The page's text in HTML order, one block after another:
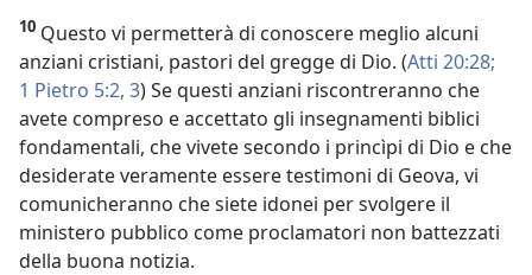
10 Questo vi permetterà di conoscere meglio alcuni
anziani cristiani, pastori del gregge di Dio. (Atti 20:28;
1 Pietro 5:2, 3) Se questi anziani riscontreranno che
avete compreso e accettato gli insegnamenti biblici
fondamentali, che vivete secondo i princìpi di Dio e che
desiderate veramente essere testimoni di Geova, vi
comunicheranno che siete idonei per svolgere il
ministero pubblico come proclamatori non battezzati
della buona notizia.